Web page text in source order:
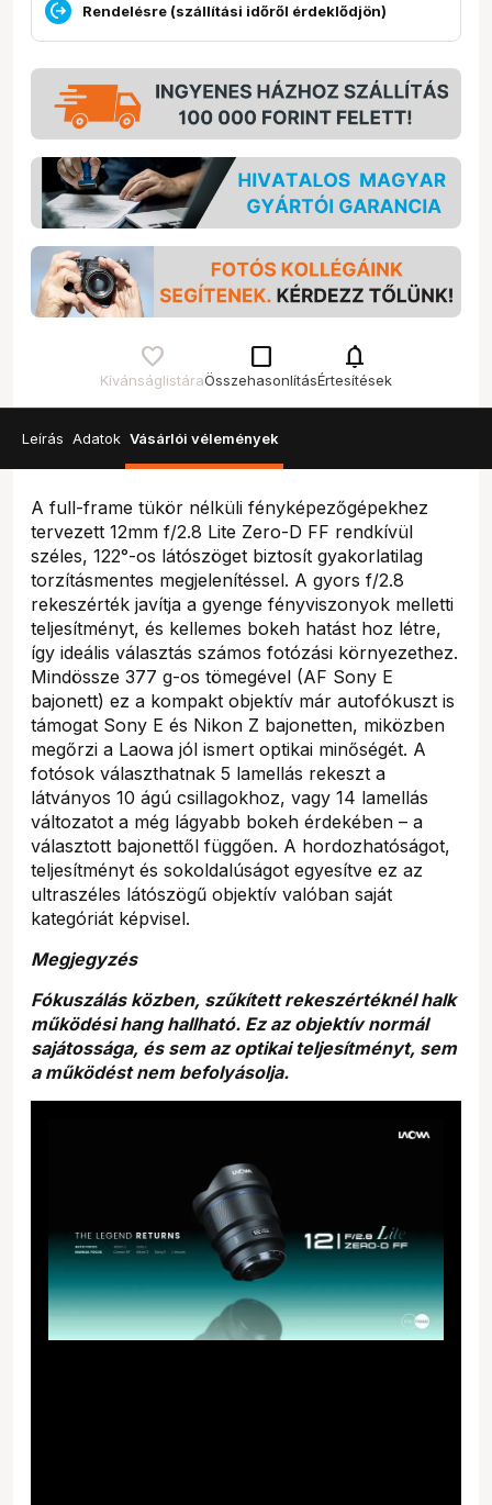
Rendelésre (szállítási időről érdeklődjön)
Kívánságlistára
check_box_outline_blank
Összehasonlítás
notifications
Értesítések
Leírás Adatok Vásárlói vélemények
A full-frame tükör nélküli fényképezőgépekhez
tervezett 12mm f/2.8 Lite Zero-D FF rendkívül
széles, 122°-os látószöget biztosít gyakorlatilag
torzításmentes megjelenítéssel. A gyors f/2.8
rekeszérték javítja a gyenge fényviszonyok melletti
teljesítményt, és kellemes bokeh hatást hoz létre,
így ideális választás számos fotózási környezethez.
Mindössze 377 g-os tömegével (AF Sony E
bajonett) ez a kompakt objektív már autofókuszt is
támogat Sony E és Nikon Z bajonetten, miközben
megőrzi a Laowa jól ismert optikai minőségét. A
fotósok választhatnak 5 lamellás rekeszt a
látványos 10 ágú csillagokhoz, vagy 14 lamellás
változatot a még lágyabb bokeh érdekében – a
választott bajonettől függően. A hordozhatóságot,
teljesítményt és sokoldalúságot egyesítve ez az
ultraszéles látószögű objektív valóban saját
kategóriát képvisel.
Megjegyzés
Fókuszálás közben, szűkített rekeszértéknél halk
működési hang hallható. Ez az objektív normál
sajátossága, és sem az optikai teljesítményt, sem
a működést nem befolyásolja.